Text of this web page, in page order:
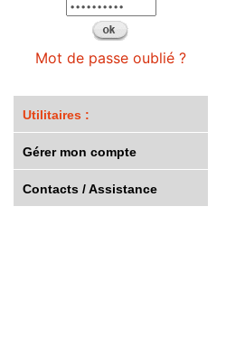
Mot de passe oublié ?
Utilitaires :
Gérer mon compte
Contacts / Assistance